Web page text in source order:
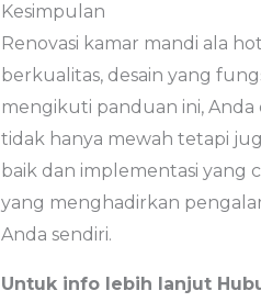
Kesimpulan
Renovasi kamar mandi ala
berkualitas, desain yang
mengikuti panduan ini,
tidak hanya mewah tetapi
baik dan implementasi yang
yang menghadirkan
Anda sendiri.
Untuk info lebih lanjut